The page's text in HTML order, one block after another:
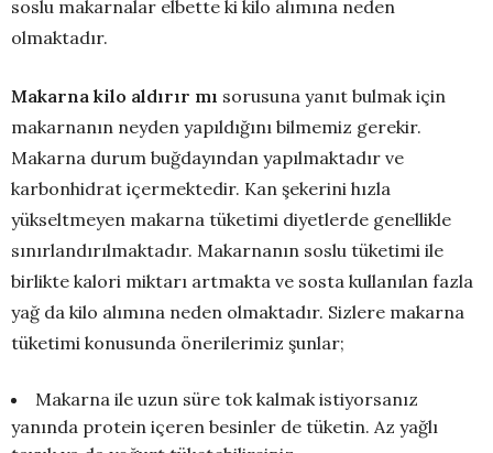
soslu makarnalar elbette ki kilo alımına neden
olmaktadır.
Makarna kilo aldırır mı sorusuna yanıt bulmak için
makarnanın neyden yapıldığını bilmemiz gerekir.
Makarna durum buğdayından yapılmaktadır ve
karbonhidrat içermektedir. Kan şekerini hızla
yükseltmeyen makarna tüketimi diyetlerde genellikle
sınırlandırılmaktadır. Makarnanın soslu tüketimi ile
birlikte kalori miktarı artmakta ve sosta kullanılan fazla
yağ da kilo alımına neden olmaktadır. Sizlere makarna
tüketimi konusunda önerilerimiz şunlar;
Makarna ile uzun süre tok kalmak istiyorsanız
yanında protein içeren besinler de tüketin. Az yağlı